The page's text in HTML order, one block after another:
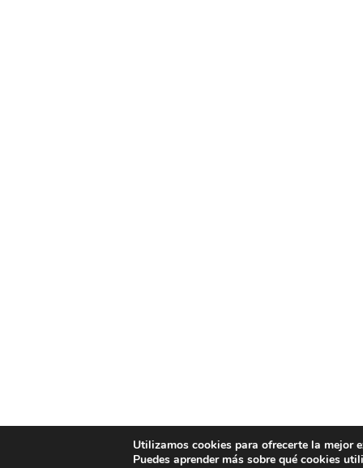
Utilizamos cookies para ofrecerte la mejor
Puedes aprender más sobre qué cookies